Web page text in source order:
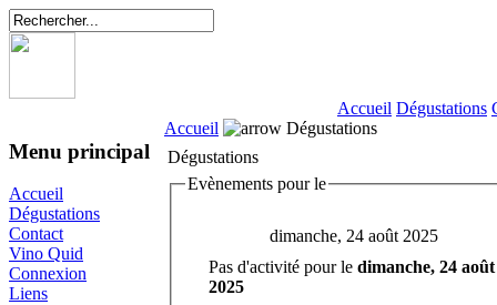
Accueil Dégustations
Menu principal
Accueil
Dégustations
Contact
Vino Quid
Connexion
Liens
Accueil
Dégustations
Dégustations
Evènements pour le
dimanche, 24 août 2025
Pas d'activité pour le dimanche, 24 août
2025